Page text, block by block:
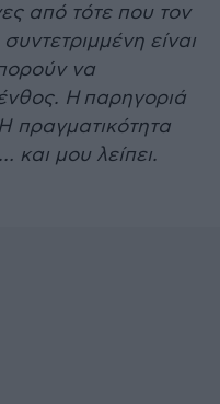
από τότε που τον
είναι
να
Η παρηγοριά
πραγματικότητα
και μου λείπει.